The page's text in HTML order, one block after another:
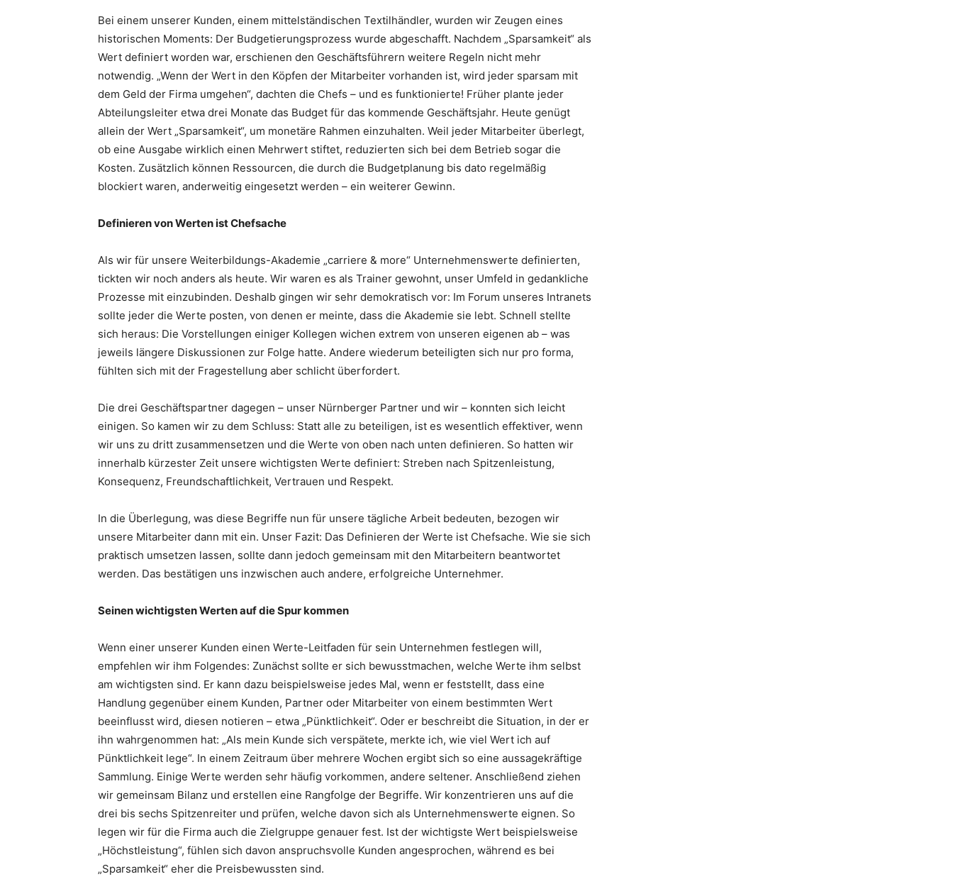
Bei einem unserer Kunden, einem mittelständischen Textilhändler, wurden wir Zeugen eines
historischen Moments: Der Budgetierungsprozess wurde abgeschafft. Nachdem „Sparsamkeit“ als
Wert definiert worden war, erschienen den Geschäftsführern weitere Regeln nicht mehr
notwendig. „Wenn der Wert in den Köpfen der Mitarbeiter vorhanden ist, wird jeder sparsam mit
dem Geld der Firma umgehen“, dachten die Chefs – und es funktionierte! Früher plante jeder
Abteilungsleiter etwa drei Monate das Budget für das kommende Geschäftsjahr. Heute genügt
allein der Wert „Sparsamkeit“, um monetäre Rahmen einzuhalten. Weil jeder Mitarbeiter überlegt,
ob eine Ausgabe wirklich einen Mehrwert stiftet, reduzierten sich bei dem Betrieb sogar die
Kosten. Zusätzlich können Ressourcen, die durch die Budgetplanung bis dato regelmäßig
blockiert waren, anderweitig eingesetzt werden – ein weiterer Gewinn.
Definieren von Werten ist Chefsache
Als wir für unsere Weiterbildungs-Akademie „carriere & more“ Unternehmenswerte definierten,
tickten wir noch anders als heute. Wir waren es als Trainer gewohnt, unser Umfeld in gedankliche
Prozesse mit einzubinden. Deshalb gingen wir sehr demokratisch vor: Im Forum unseres Intranets
sollte jeder die Werte posten, von denen er meinte, dass die Akademie sie lebt. Schnell stellte
sich heraus: Die Vorstellungen einiger Kollegen wichen extrem von unseren eigenen ab – was
jeweils längere Diskussionen zur Folge hatte. Andere wiederum beteiligten sich nur pro forma,
fühlten sich mit der Fragestellung aber schlicht überfordert.
Die drei Geschäftspartner dagegen – unser Nürnberger Partner und wir – konnten sich leicht
einigen. So kamen wir zu dem Schluss: Statt alle zu beteiligen, ist es wesentlich effektiver, wenn
wir uns zu dritt zusammensetzen und die Werte von oben nach unten definieren. So hatten wir
innerhalb kürzester Zeit unsere wichtigsten Werte definiert: Streben nach Spitzenleistung,
Konsequenz, Freundschaftlichkeit, Vertrauen und Respekt.
In die Überlegung, was diese Begriffe nun für unsere tägliche Arbeit bedeuten, bezogen wir
unsere Mitarbeiter dann mit ein. Unser Fazit: Das Definieren der Werte ist Chefsache. Wie sie sich
praktisch umsetzen lassen, sollte dann jedoch gemeinsam mit den Mitarbeitern beantwortet
werden. Das bestätigen uns inzwischen auch andere, erfolgreiche Unternehmer.
Seinen wichtigsten Werten auf die Spur kommen
Wenn einer unserer Kunden einen Werte-Leitfaden für sein Unternehmen festlegen will,
empfehlen wir ihm Folgendes: Zunächst sollte er sich bewusstmachen, welche Werte ihm selbst
am wichtigsten sind. Er kann dazu beispielsweise jedes Mal, wenn er feststellt, dass eine
Handlung gegenüber einem Kunden, Partner oder Mitarbeiter von einem bestimmten Wert
beeinflusst wird, diesen notieren – etwa „Pünktlichkeit“. Oder er beschreibt die Situation, in der er
ihn wahrgenommen hat: „Als mein Kunde sich verspätete, merkte ich, wie viel Wert ich auf
Pünktlichkeit lege“. In einem Zeitraum über mehrere Wochen ergibt sich so eine aussagekräftige
Sammlung. Einige Werte werden sehr häufig vorkommen, andere seltener. Anschließend ziehen
wir gemeinsam Bilanz und erstellen eine Rangfolge der Begriffe. Wir konzentrieren uns auf die
drei bis sechs Spitzenreiter und prüfen, welche davon sich als Unternehmenswerte eignen. So
legen wir für die Firma auch die Zielgruppe genauer fest. Ist der wichtigste Wert beispielsweise
„Höchstleistung“, fühlen sich davon anspruchsvolle Kunden angesprochen, während es bei
„Sparsamkeit“ eher die Preisbewussten sind.